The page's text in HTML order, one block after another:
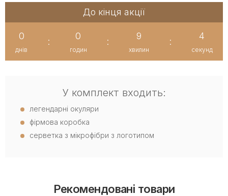
До кінця акції
0
днів
:
0
годин
:
9
хвилин
:
4
секунд
У комплект входить:
легендарні окуляри
фірмова коробка
серветка з мікрофібри з логотипом
Рекомендовані товари